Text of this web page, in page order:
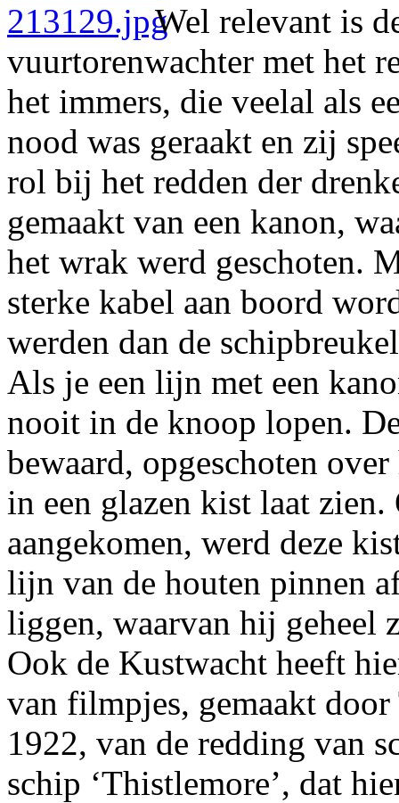
Wel relevant is
vuurtorenwachter met het
het immers, die veelal als
nood was geraakt en zij
rol bij het redden der
gemaakt van een kanon,
het wrak werd geschoten.
sterke kabel aan boord
werden dan de
Als je een lijn met een
nooit in de knoop lopen.
bewaard, opgeschoten
in een glazen kist laat zien.
aangekomen, werd deze
lijn van de houten pinnen
liggen, waarvan hij geheel
Ook de Kustwacht heeft
van filmpjes, gemaakt
1922, van de redding van
schip ‘Thistlemore’, dat